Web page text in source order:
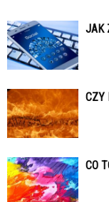
JAK
CZY
CO